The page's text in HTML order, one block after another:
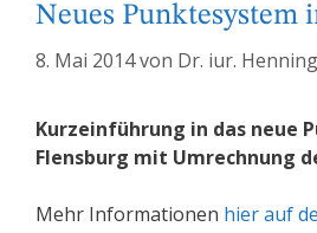
Neues Punktesystem
8. Mai 2014von Dr. iur.
Kurzeinführung in das neue
Flensburg mit Umrechnung
Mehr Informationen hier auf